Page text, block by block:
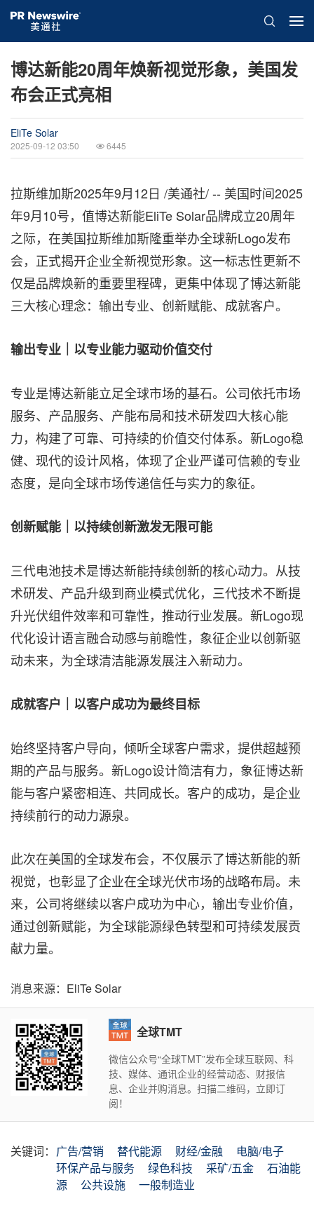
博达新能20周年焕新视觉形象，美国发
布会正式亮相
EliTe Solar
2025-09-12 03:50 6445
拉斯维加斯2025年9月12日 /美通社/ -- 美国时间2025
年9月10号，值博达新能EliTe Solar品牌成立20周年
之际，在美国拉斯维加斯隆重举办全球新Logo发布
会，正式揭开企业全新视觉形象。这一标志性更新不
仅是品牌焕新的重要里程碑，更集中体现了博达新能
三大核心理念：输出专业、创新赋能、成就客户。
输出专业｜以专业能力驱动价值交付
专业是博达新能立足全球市场的基石。公司依托市场
服务、产品服务、产能布局和技术研发四大核心能
力，构建了可靠、可持续的价值交付体系。新Logo稳
健、现代的设计风格，体现了企业严谨可信赖的专业
态度，是向全球市场传递信任与实力的象征。
创新赋能｜以持续创新激发无限可能
三代电池技术是博达新能持续创新的核心动力。从技
术研发、产品升级到商业模式优化，三代技术不断提
升光伏组件效率和可靠性，推动行业发展。新Logo现
代化设计语言融合动感与前瞻性，象征企业以创新驱
动未来，为全球清洁能源发展注入新动力。
成就客户｜以客户成功为最终目标
始终坚持客户导向，倾听全球客户需求，提供超越预
期的产品与服务。新Logo设计简洁有力，象征博达新
能与客户紧密相连、共同成长。客户的成功，是企业
持续前行的动力源泉。
此次在美国的全球发布会，不仅展示了博达新能的新
视觉，也彰显了企业在全球光伏市场的战略布局。未
来，公司将继续以客户成功为中心，输出专业价值，
通过创新赋能，为全球能源绿色转型和可持续发展贡
献力量。
消息来源：EliTe Solar
全球TMT
微信公众号“全球TMT”发布全球互联网、科
技、媒体、通讯企业的经营动态、财报信
息、企业并购消息。扫描二维码，立即订
阅！
关键词： 广告/营销 替代能源 财经/金融
电脑/电子
环保产品与服务
绿色科技 采矿/五金
石油能
源
公共设施
一般制造业